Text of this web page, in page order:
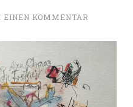
EINEN KOMMENTAR